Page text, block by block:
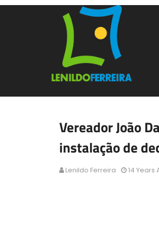
Vereador João
instalação de
Lenildo Ferreira 14 Years